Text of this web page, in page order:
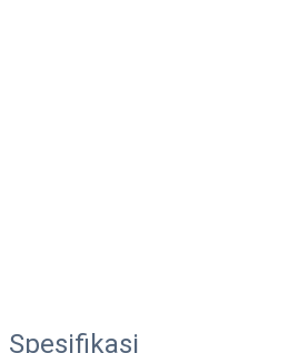
Spesifikasi